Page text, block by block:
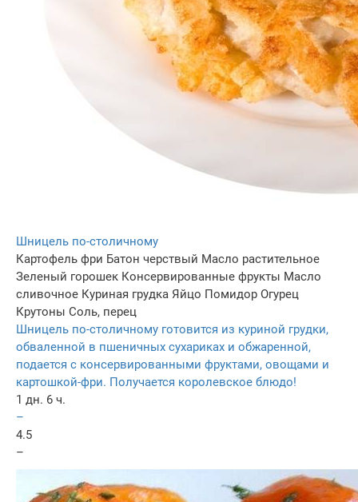
Шницель по-столичному
Картофель фри Батон черствый Масло растительное
Зеленый горошек Консервированные фрукты Масло
сливочное Куриная грудка Яйцо Помидор Огурец
Крутоны Соль, перец
Шницель по-столичному готовится из куриной грудки,
обваленной в пшеничных сухариках и обжаренной,
подается с консервированными фруктами, овощами и
картошкой-фри. Получается королевское блюдо!
1 дн. 6 ч.
–
4.5
–